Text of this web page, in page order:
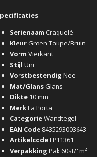
pecificaties
Serienaam Craquelé
Kleur Groen Taupe/Bruin
Vorm Vierkant
Stijl Uni
Vorstbestendig Nee
Mat/Glans Glans
Dikte 10 mm
MerkLa Porta
CategorieWandtegel
EAN Code 8435293003643
ArtikelcodeLP11361
Verpakking Pak 60st/1m²